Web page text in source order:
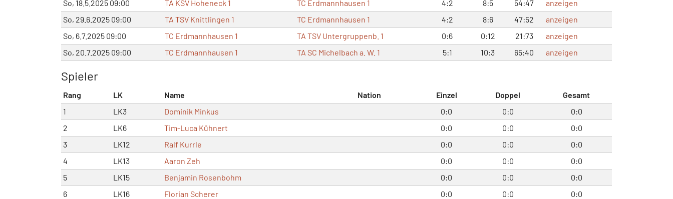
So, 18.5.2025 09:00
TA KSV Hoheneck 1 TC Erdmannhausen 1 4:2 8:5 54:47
anzeigen
So, 29.6.2025 09:00
TA TSV Knittlingen 1 TC Erdmannhausen 1 4:2 8:6 47:52
anzeigen
So, 6.7.2025 09:00
TC Erdmannhausen 1 TA TSV Untergruppenb. 1 0:6 0:12 21:73
anzeigen
So, 20.7.2025 09:00
TC Erdmannhausen 1 TA SC Michelbach a. W. 1 5:1 10:3 65:40 anzeigen
Spieler
Rang LK Name Nation Einzel Doppel
Gesamt
1
LK3 Dominik Minkus 0:0 0:0
0:0
2
LK6 Tim-Luca Kühnert 0:0 0:0
0:0
3
LK12 Ralf Kurrle 0:0 0:0
0:0
4
LK13 Aaron Zeh 0:0 0:0
0:0
5
LK15 Benjamin Rosenbohm 0:0 0:0
0:0
6
LK16 Florian Scherer 0:0 0:0
0:0